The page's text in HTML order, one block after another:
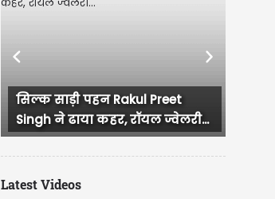
52 की उम्र में भी कहर ढा रहीं
मलाइका अरोड़ा, बिकिनी लुक ने...
Previous Next
Latest Videos